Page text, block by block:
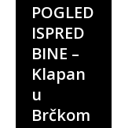
POGLED
ISPRED
BINE –
Klapan
u
Brčkom